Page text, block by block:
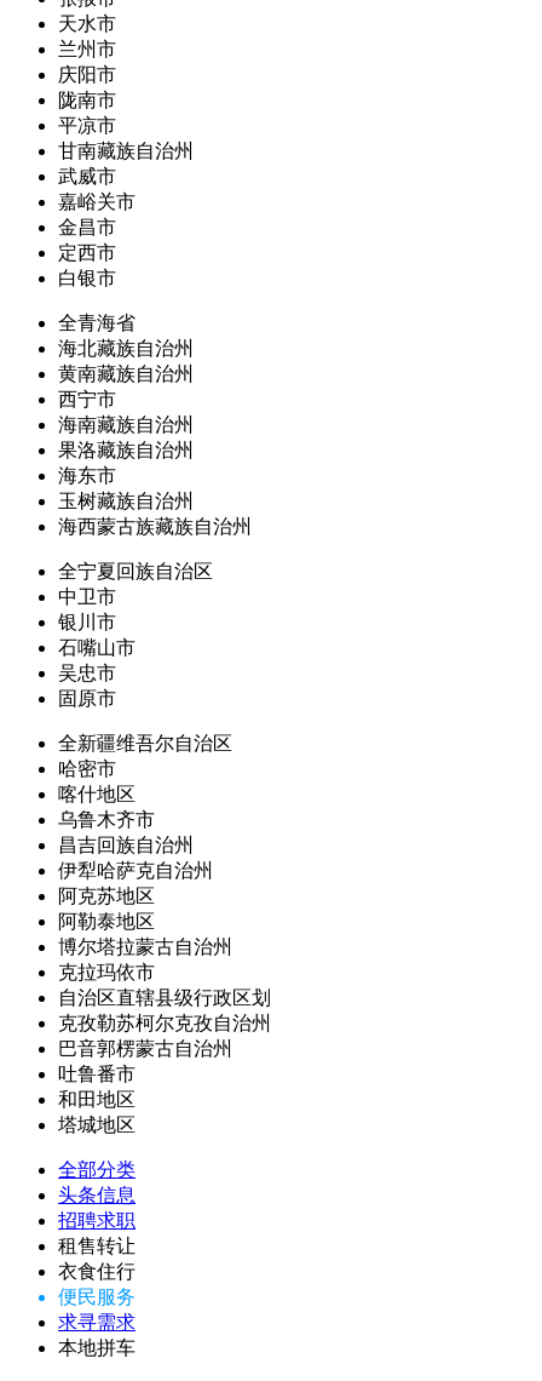
天水市
兰州市
庆阳市
陇南市
平凉市
甘南藏族自治州
武威市
嘉峪关市
金昌市
定西市
白银市
全青海省
海北藏族自治州
黄南藏族自治州
西宁市
海南藏族自治州
果洛藏族自治州
海东市
玉树藏族自治州
海西蒙古族藏族自治州
全宁夏回族自治区
中卫市
银川市
石嘴山市
吴忠市
固原市
全新疆维吾尔自治区
哈密市
喀什地区
乌鲁木齐市
昌吉回族自治州
伊犁哈萨克自治州
阿克苏地区
阿勒泰地区
博尔塔拉蒙古自治州
克拉玛依市
自治区直辖县级行政区划
克孜勒苏柯尔克孜自治州
巴音郭楞蒙古自治州
吐鲁番市
和田地区
塔城地区
全部分类
头条信息
招聘求职
租售转让
衣食住行
便民服务
求寻需求
本地拼车